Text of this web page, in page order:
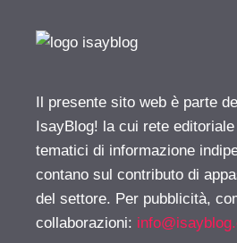
Il presente sito web è parte
IsayBlog! la cui rete
tematici di informazione
contano sul contributo di
del settore. Per pubblicità,
collaborazioni: